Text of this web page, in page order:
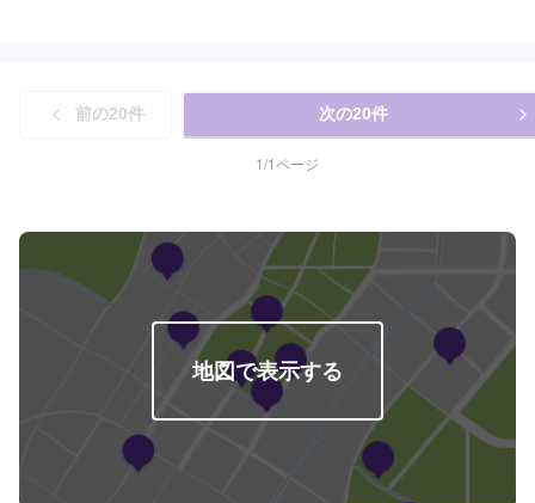
ーにてお送りください。✔️パーツ購入をご希望の方はオファーにてお車の車
検証を添付いただくとスムーズにご案内が可能です。詳しくはご入庫の際に
ご相談ください！【1】オファーにてお問い合わせ【2】お見積り【3】お見
積りにご納得いただければ作業開始【4】仕上がり次第納車【代車について】
日曜、祭日、第二土曜日営業時間：8:30〜17:30※看板犬が事務所内におりま
すので、重度の犬アレルギーの方はお気をつけください。また、お客様が来
店なさった際に少し吠えることがございます。ご了承いただけますと幸いで
前の20件 次の20件
1/1ページ
地図で表示する